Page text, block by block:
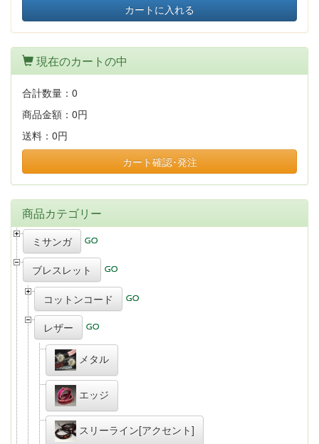
カートに入れる
現在のカートの中
合計数量： 0
商品金額： 0円
送料： 0円
カート確認･発注
商品カテゴリー
ミサンガ
ブレスレット
コットンコード
レザー
メタル
エッジ
スリーライン[アクセント]